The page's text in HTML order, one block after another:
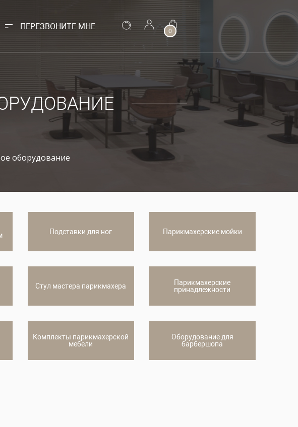
ПЕРЕЗВОНИТЕ МНЕ 0
оборудование
Подставки для ног Парикмахерские мойки
Стул мастера парикмахера
Парикмахерские
принадлежности
Комплекты парикмахерской
мебели
Оборудование для
барбершопа